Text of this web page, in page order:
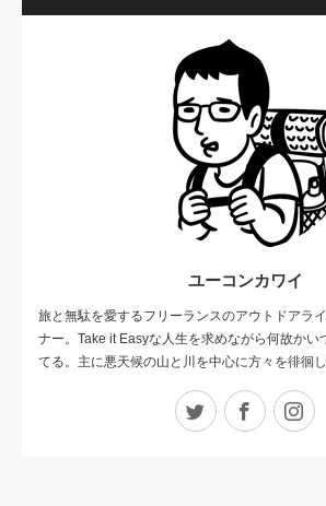
ユーコンカワイ
旅と無駄を愛するフリーランスのアウトドアラ
ナー。Take it Easyな人生を求めながら何故かい
てる。主に悪天候の山と川を中心に方々を徘徊し
Twitter Facebook